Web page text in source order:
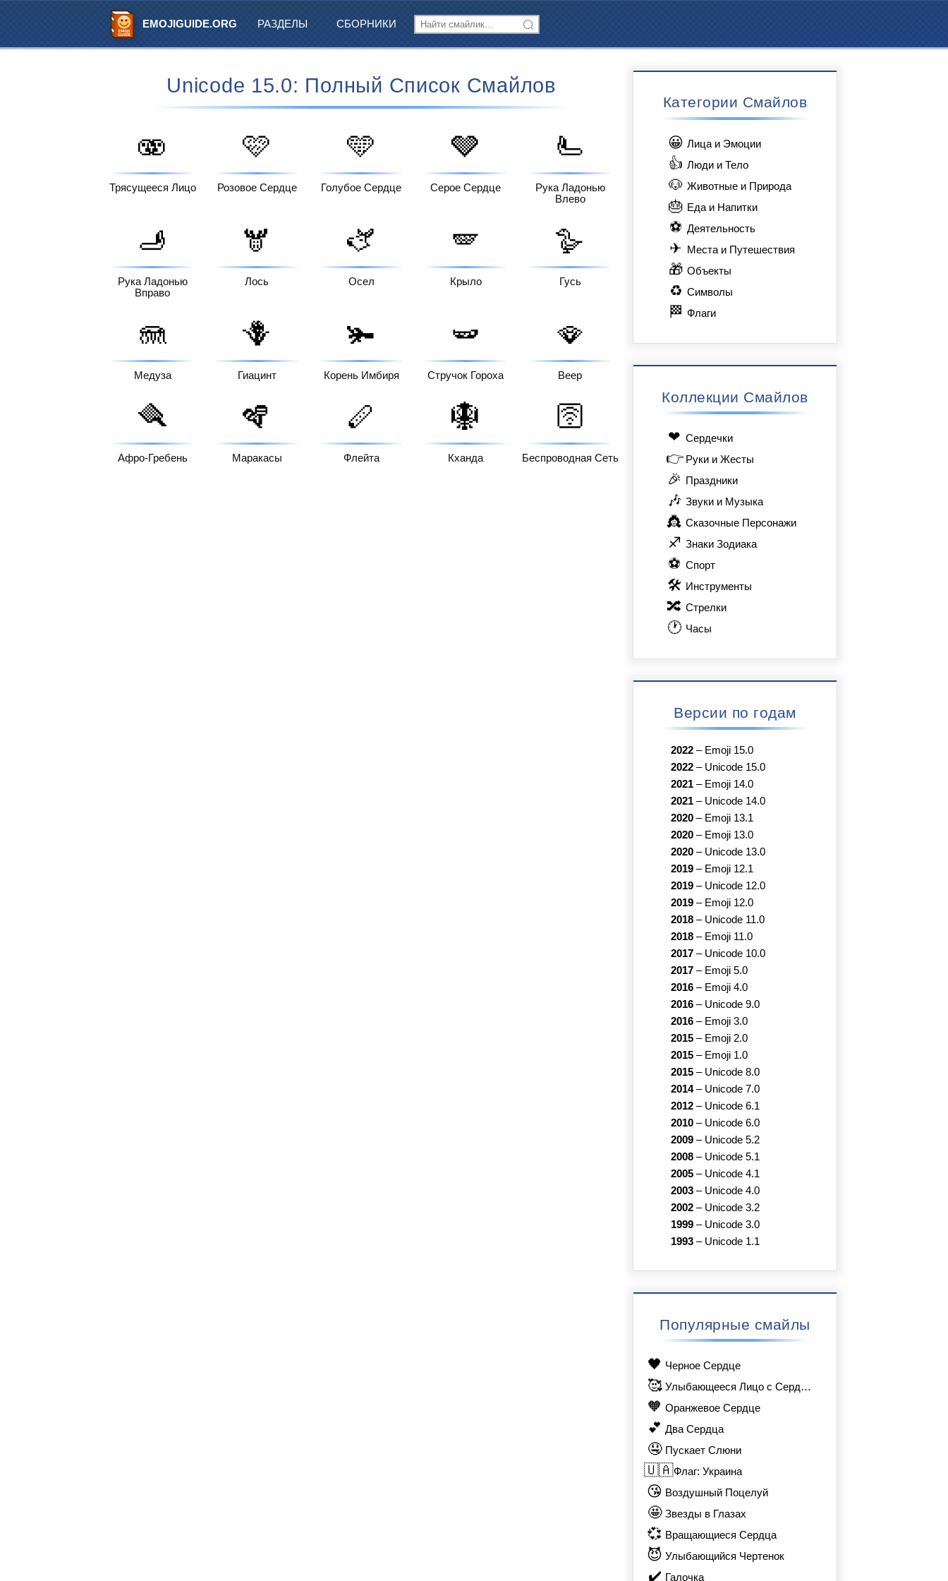
EMOJIGUIDE.ORG РАЗДЕЛЫ СБОРНИКИ
Unicode 15.0: Полный Список Смайлов
🫨
Трясущееся Лицо
🩷
Розовое Сердце
🩵
Голубое Сердце
🩶
Серое Сердце
🫷
Рука Ладонью
Влево
🫸
Рука Ладонью
Вправо
🫎
Лось
🫏
Осел
🪽
Крыло
🪿
Гусь
🪼
Медуза
🪻
Гиацинт
🫚
Корень Имбиря
🫛
Стручок Гороха
🪭
Веер
🪮
Афро-Гребень
🪇
Маракасы
🪈
Флейта
🪯
Кханда
🛜
Беспроводная Сеть
Категории Смайлов
😀 Лица и Эмоции
👍 Люди и Тело
🐶 Животные и Природа
🎂 Еда и Напитки
⚽ Деятельность
✈ Места и Путешествия
🎁 Объекты
♻ Символы
🏁 Флаги
Коллекции Смайлов
❤ Сердечки
👉 Руки и Жесты
🎉 Праздники
🎶 Звуки и Музыка
👸 Сказочные Персонажи
♐ Знаки Зодиака
⚽ Спорт
🛠 Инструменты
🔀 Стрелки
🕐 Часы
Версии по годам
2022 – Emoji 15.0
2022 – Unicode 15.0
2021 – Emoji 14.0
2021 – Unicode 14.0
2020 – Emoji 13.1
2020 – Emoji 13.0
2020 – Unicode 13.0
2019 – Emoji 12.1
2019 – Unicode 12.0
2019 – Emoji 12.0
2018 – Unicode 11.0
2018 – Emoji 11.0
2017 – Unicode 10.0
2017 – Emoji 5.0
2016 – Emoji 4.0
2016 – Unicode 9.0
2016 – Emoji 3.0
2015 – Emoji 2.0
2015 – Emoji 1.0
2015 – Unicode 8.0
2014– Unicode 7.0
2012 – Unicode 6.1
2010 – Unicode 6.0
2009 – Unicode 5.2
2008 – Unicode 5.1
2005 – Unicode 4.1
2003 – Unicode 4.0
2002 – Unicode 3.2
1999 – Unicode 3.0
1993 – Unicode 1.1
Популярные смайлы
🖤 Черное Сердце
🥰 Улыбающееся Лицо с Сердечками
🧡 Оранжевое Сердце
💕 Два Сердца
🤤 Пускает Слюни
🇺🇦Флаг: Украина
😘 Воздушный Поцелуй
🤩 Звезды в Глазах
💞 Вращающиеся Сердца
😈 Улыбающийся Чертенок
✔️ Галочка